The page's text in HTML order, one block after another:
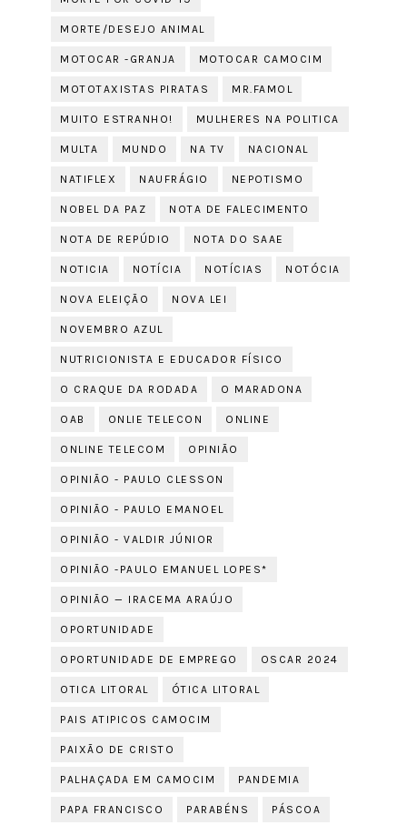
MORTE/DESEJO ANIMAL
MOTOCAR -GRANJA MOTOCAR CAMOCIM
MOTOTAXISTAS PIRATAS MR.FAMOL
MUITO ESTRANHO! MULHERES NA POLITICA
MULTA MUNDO NA TV NACIONAL
NATIFLEX NAUFRÁGIO NEPOTISMO
NOBEL DA PAZ NOTA DE FALECIMENTO
NOTA DE REPÚDIO NOTA DO SAAE
NOTICIA NOTÍCIA NOTÍCIAS NOTÓCIA
NOVA ELEIÇÃO NOVA LEI
NOVEMBRO AZUL
NUTRICIONISTA E EDUCADOR FÍSICO
O CRAQUE DA RODADA O MARADONA
OAB ONLIE TELECON ONLINE
ONLINE TELECOM OPINIÃO
OPINIÃO - PAULO CLESSON
OPINIÃO - PAULO EMANOEL
OPINIÃO - VALDIR JÚNIOR
OPINIÃO -PAULO EMANUEL LOPES*
OPINIÃO — IRACEMA ARAÚJO
OPORTUNIDADE
OPORTUNIDADE DE EMPREGO OSCAR 2024
OTICA LITORAL ÓTICA LITORAL
PAIS ATIPICOS CAMOCIM
PAIXÃO DE CRISTO
PALHAÇADA EM CAMOCIM PANDEMIA
PAPA FRANCISCO PARABÉNS PÁSCOA